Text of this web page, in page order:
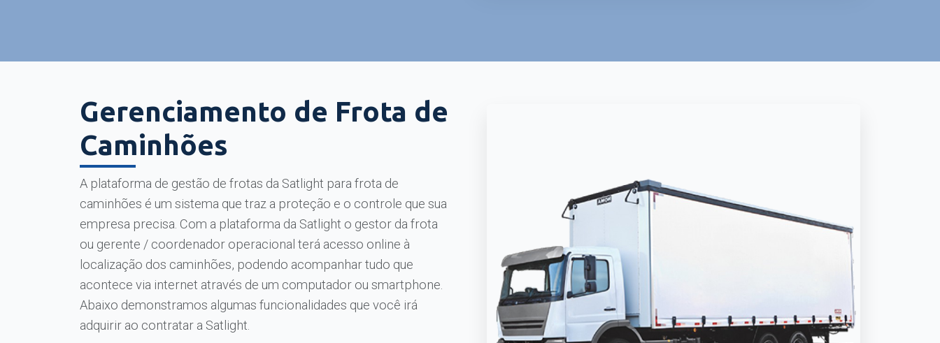
Gerenciamento de Frota de
Caminhões
A plataforma de gestão de frotas da Satlight para frota de
caminhões é um sistema que traz a proteção e o controle que sua
empresa precisa. Com a plataforma da Satlight o gestor da frota
ou gerente / coordenador operacional terá acesso online à
localização dos caminhões, podendo acompanhar tudo que
acontece via internet através de um computador ou smartphone.
Abaixo demonstramos algumas funcionalidades que você irá
adquirir ao contratar a Satlight.